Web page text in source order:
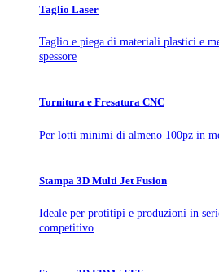
Taglio Laser
Taglio e piega di materiali plastici e
spessore
Tornitura e Fresatura CNC
Per lotti minimi di almeno 100pz in
Stampa 3D Multi Jet Fusion
Ideale per protitipi e produzioni in
competitivo